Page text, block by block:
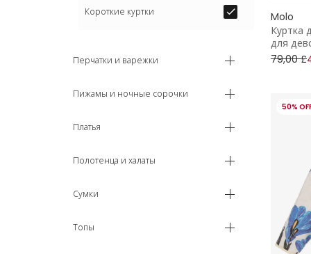
Короткие куртки
Перчатки и варежки
Пижамы и ночные сорочки
Платья
Полотенца и халаты
Сумки
Топы
Molo
Куртка
для
79,00 £
50%